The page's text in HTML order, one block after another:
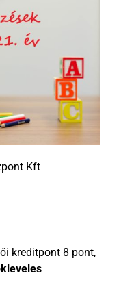
Kft
kreditpont 8 pont,